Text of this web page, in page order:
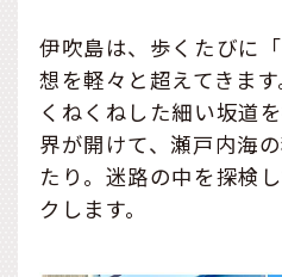
伊吹島は、歩くたびに
想を軽々と超えてきます
くねくねした細い坂道
界が開けて、瀬戸内海
たり。迷路の中を探検
クします。